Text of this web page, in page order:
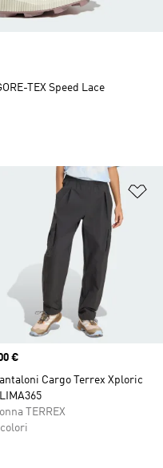
alla lista dei desideri
€
Cargo Terrex Xploric
TERREX
TEX Speed Lace